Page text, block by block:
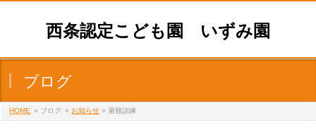
西条認定こども園 いずみ園
ブログ
HOME » ブログ » お知らせ » 避難訓練